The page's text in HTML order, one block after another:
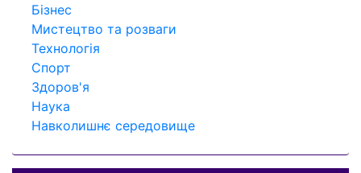
Бізнес
Мистецтво та розваги
Технологія
Спорт
Здоров'я
Наука
Навколишнє середовище